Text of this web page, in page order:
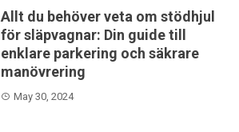
Allt du behöver veta om stödhjul
för släpvagnar: Din guide till
enklare parkering och säkrare
manövrering
May 30, 2024